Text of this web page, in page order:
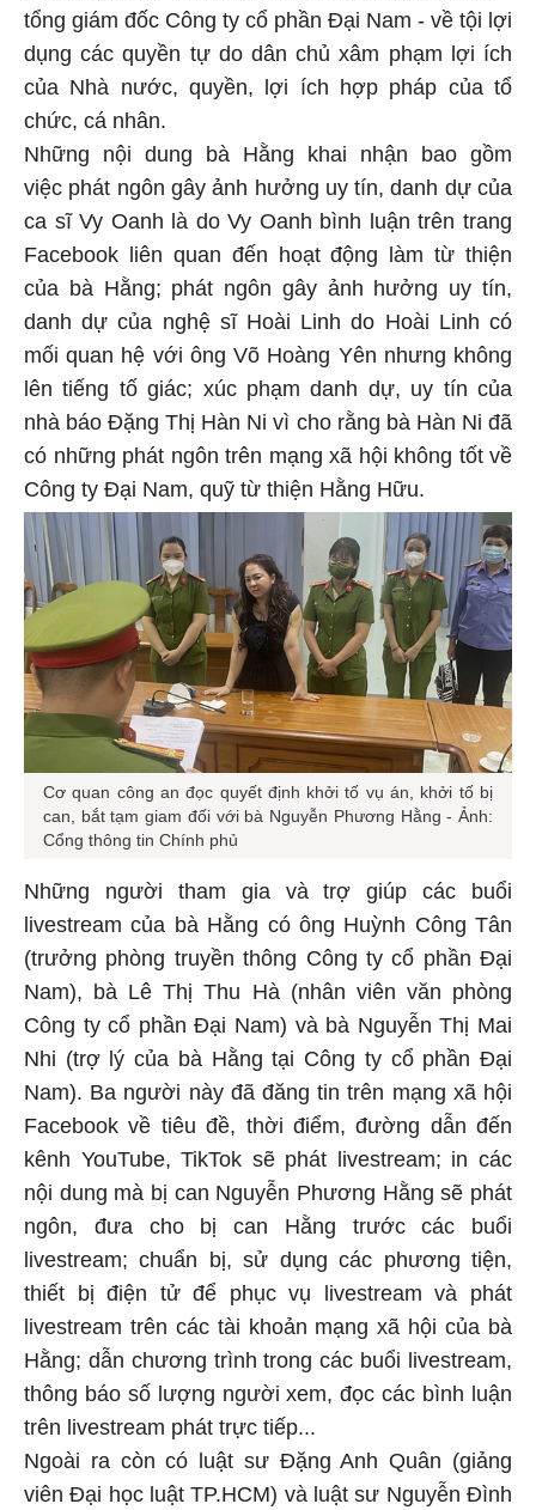
tổng giám đốc Công ty cổ phần Đại Nam - về tội lợi
dụng các quyền tự do dân chủ xâm phạm lợi ích
của Nhà nước, quyền, lợi ích hợp pháp của tổ
chức, cá nhân.
Những nội dung bà Hằng khai nhận bao gồm
việc phát ngôn gây ảnh hưởng uy tín, danh dự của
ca sĩ Vy Oanh là do Vy Oanh bình luận trên trang
Facebook liên quan đến hoạt động làm từ thiện
của bà Hằng; phát ngôn gây ảnh hưởng uy tín,
danh dự của nghệ sĩ Hoài Linh do Hoài Linh có
mối quan hệ với ông Võ Hoàng Yên nhưng không
lên tiếng tố giác; xúc phạm danh dự, uy tín của
nhà báo Đặng Thị Hàn Ni vì cho rằng bà Hàn Ni đã
có những phát ngôn trên mạng xã hội không tốt về
Công ty Đại Nam, quỹ từ thiện Hằng Hữu.
Cơ quan công an đọc quyết định khởi tố vụ án, khởi tố bị
can, bắt tạm giam đối với bà Nguyễn Phương Hằng - Ảnh:
Cổng thông tin Chính phủ
Những người tham gia và trợ giúp các buổi
livestream của bà Hằng có ông Huỳnh Công Tân
(trưởng phòng truyền thông Công ty cổ phần Đại
Nam), bà Lê Thị Thu Hà (nhân viên văn phòng
Công ty cổ phần Đại Nam) và bà Nguyễn Thị Mai
Nhi (trợ lý của bà Hằng tại Công ty cổ phần Đại
Nam). Ba người này đã đăng tin trên mạng xã hội
Facebook về tiêu đề, thời điểm, đường dẫn đến
kênh YouTube, TikTok sẽ phát livestream; in các
nội dung mà bị can Nguyễn Phương Hằng sẽ phát
ngôn, đưa cho bị can Hằng trước các buổi
livestream; chuẩn bị, sử dụng các phương tiện,
thiết bị điện tử để phục vụ livestream và phát
livestream trên các tài khoản mạng xã hội của bà
Hằng; dẫn chương trình trong các buổi livestream,
thông báo số lượng người xem, đọc các bình luận
trên livestream phát trực tiếp...
Ngoài ra còn có luật sư Đặng Anh Quân (giảng
viên Đại học luật TP.HCM) và luật sư Nguyễn Đình